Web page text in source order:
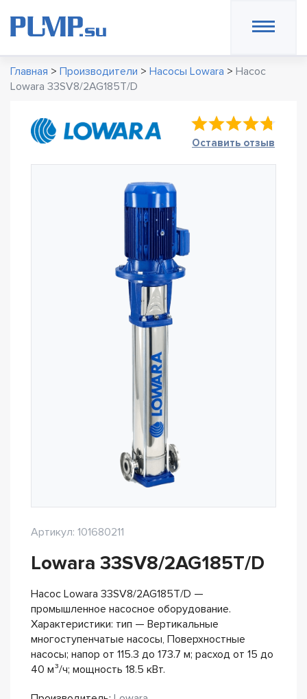
Главная > Производители > Насосы Lowara > Насос
Lowara 33SV8/2AG185T/D
Оставить отзыв
Артикул: 101680211
Lowara 33SV8/2AG185T/D
Насос Lowara 33SV8/2AG185T/D —
промышленное насосное оборудование.
Характеристики: тип — Вертикальные
многоступенчатые насосы, Поверхностные
насосы; напор от 115.3 до 173.7 м; расход от 15 до
40 м³/ч; мощность 18.5 кВт.